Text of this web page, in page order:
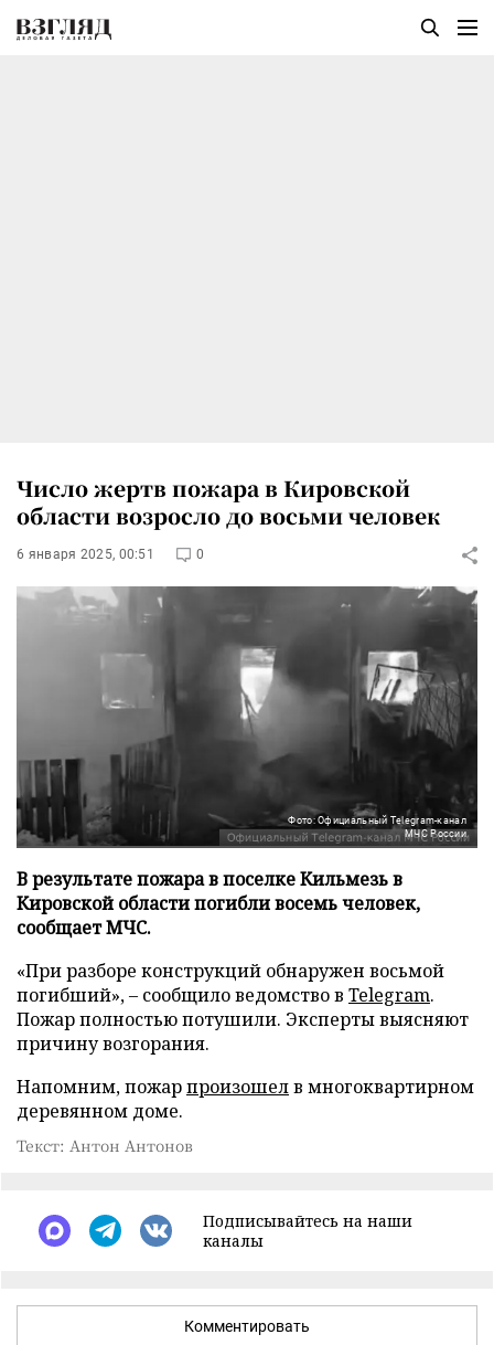
Число жертв пожара в Кировской
области возросло до восьми человек
6 января 2025, 00:51 0
Фото: Официальный Telegram-канал
МЧС России
В результате пожара в поселке Кильмезь в
Кировской области погибли восемь человек,
сообщает МЧС.
«При разборе конструкций обнаружен восьмой
погибший», – сообщило ведомство в Telegram.
Пожар полностью потушили. Эксперты выясняют
причину возгорания.
Напомним, пожарпроизошелв многоквартирном
деревянном доме.
Текст: Антон Антонов
Подписывайтесь на наши
каналы
Комментировать